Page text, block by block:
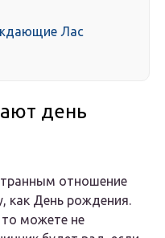
Лас
день
отношение
как День рождения.
то можете не